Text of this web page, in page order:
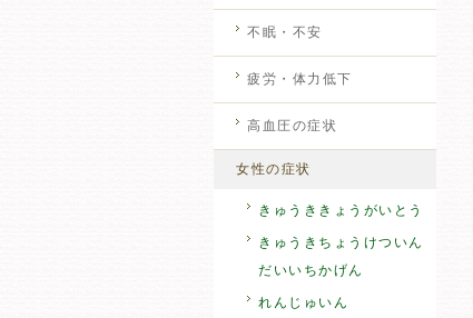
不眠・不安
疲労・体力低下
高血圧の症状
女性の症状
きゅうききょうがいとう
きゅうきちょうけついん
だいいちかげん
れんじゅいん